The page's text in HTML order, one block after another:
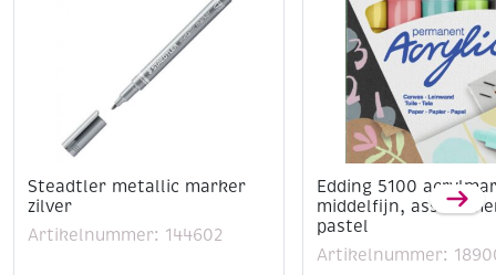
Steadtler metallic marker
zilver
Artikelnummer: 144602
Edding 5100
middelfijn,
pastel
Artikelnummer: